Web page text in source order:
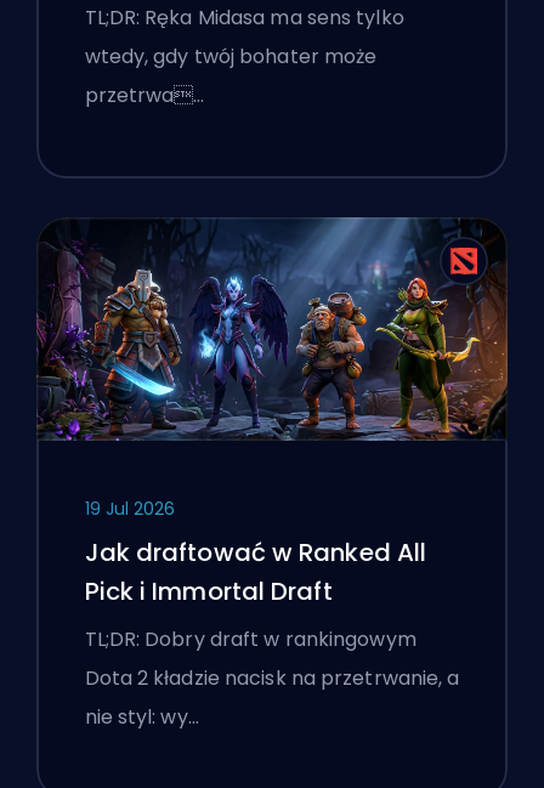
TL;DR: Ręka Midasa ma sens tylko
wtedy, gdy twój bohater może
przetrwa…
19 Jul 2026
Jak draftować w Ranked All
Pick i Immortal Draft
TL;DR: Dobry draft w rankingowym
Dota 2 kładzie nacisk na przetrwanie, a
nie styl: wy…